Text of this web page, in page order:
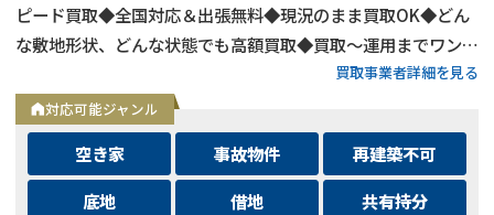
ピード買取◆全国対応＆出張無料◆現況のまま買取OK◆どん
な敷地形状、どんな状態でも高額買取◆買取〜運用までワンス
トップ対応◆無料査定＆相談はフォームから24時間受付
買取事業者詳細を見る
対応可能ジャンル
空き家 事故物件
再建築不可
底地
借地
共有持分